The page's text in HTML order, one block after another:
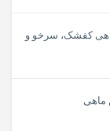
کفشک، سرخو و
ماهی